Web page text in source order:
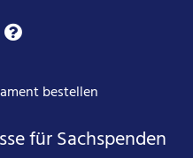
bestellen
für Sachspenden